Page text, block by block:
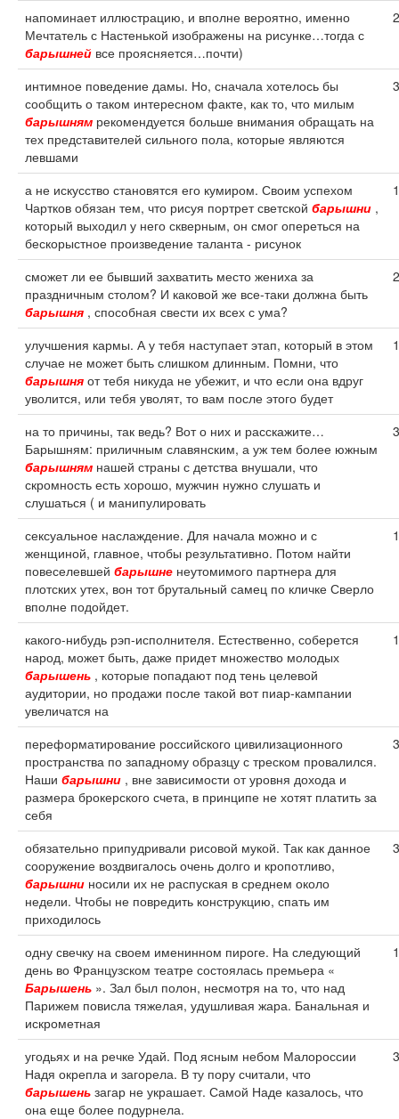
напоминает иллюстрацию, и вполне вероятно, именно
Мечтатель с Настенькой изображены на рисунке…тогда с
барышней все проясняется…почти)
2
интимное поведение дамы. Но, сначала хотелось бы
сообщить о таком интересном факте, как то, что милым
барышням рекомендуется больше внимания обращать на
тех представителей сильного пола, которые являются
левшами
3
а не искусство становятся его кумиром. Своим успехом
Чартков обязан тем, что рисуя портрет светской барышни ,
который выходил у него скверным, он смог опереться на
бескорыстное произведение таланта - рисунок
1
сможет ли ее бывший захватить место жениха за
праздничным столом? И каковой же все-таки должна быть
барышня , способная свести их всех с ума?
2
улучшения кармы. А у тебя наступает этап, который в этом
случае не может быть слишком длинным. Помни, что
барышня от тебя никуда не убежит, и что если она вдруг
уволится, или тебя уволят, то вам после этого будет
1
на то причины, так ведь? Вот о них и расскажите…
Барышням: приличным славянским, а уж тем более южным
барышням нашей страны с детства внушали, что
скромность есть хорошо, мужчин нужно слушать и
слушаться ( и манипулировать
3
сексуальное наслаждение. Для начала можно и с
женщиной, главное, чтобы результативно. Потом найти
повеселевшей барышне неутомимого партнера для
плотских утех, вон тот брутальный самец по кличке Сверло
вполне подойдет.
1
какого-нибудь рэп-исполнителя. Естественно, соберется
народ, может быть, даже придет множество молодых
барышень , которые попадают под тень целевой
аудитории, но продажи после такой вот пиар-кампании
увеличатся на
1
переформатирование российского цивилизационного
пространства по западному образцу с треском провалился.
Наши барышни , вне зависимости от уровня дохода и
размера брокерского счета, в принципе не хотят платить за
себя
3
обязательно припудривали рисовой мукой. Так как данное
сооружение воздвигалось очень долго и кропотливо,
барышни носили их не распуская в среднем около
недели. Чтобы не повредить конструкцию, спать им
приходилось
3
одну свечку на своем именинном пироге. На следующий
день во Французском театре состоялась премьера «
Барышень ». Зал был полон, несмотря на то, что над
Парижем повисла тяжелая, удушливая жара. Банальная и
искрометная
1
угодьях и на речке Удай. Под ясным небом Малороссии
Надя окрепла и загорела. В ту пору считали, что
барышень загар не украшает. Самой Наде казалось, что
она еще более подурнела.
3